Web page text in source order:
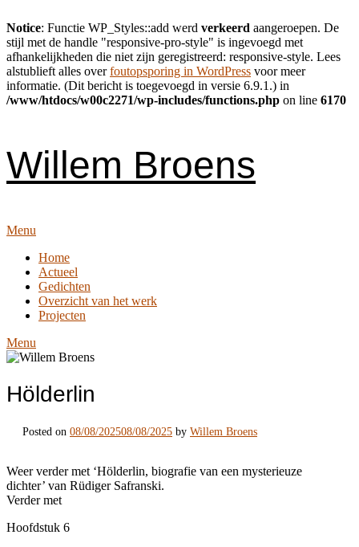
Notice: Functie WP_Styles::add werd verkeerd aangeroepen. De
stijl met de handle "responsive-pro-style" is ingevoegd met
afhankelijkheden die niet zijn geregistreerd: responsive-style. Lees
alstublieft alles overfoutopsporing in WordPress voor meer
informatie. (Dit bericht is toegevoegd in versie 6.9.1.) in
/www/htdocs/w00c2271/wp-includes/functions.php on line 6170
Willem Broens
Menu
Home
Actueel
Gedichten
Overzicht van het werk
Projecten
Menu
Hölderlin
Posted on 08/08/202508/08/2025 by Willem Broens
Weer verder met ‘Hölderlin, biografie van een mysterieuze
dichter’ van Rüdiger Safranski.
Verder met
Hoofdstuk 6